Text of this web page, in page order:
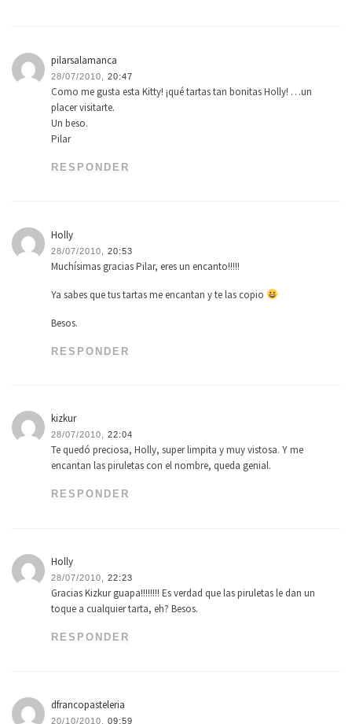
pilarsalamanca
28/07/2010, 20:47
Como me gusta esta Kitty! ¡qué tartas tan bonitas Holly! …un
placer visitarte.
Un beso.
Pilar
RESPONDER
Holly
28/07/2010, 20:53
Muchísimas gracias Pilar, eres un encanto!!!!!
Ya sabes que tus tartas me encantan y te las copio
Besos.
RESPONDER
kizkur
28/07/2010, 22:04
Te quedó preciosa, Holly, super limpita y muy vistosa. Y me
encantan las piruletas con el nombre, queda genial.
RESPONDER
Holly
28/07/2010, 22:23
Gracias Kizkur guapa!!!!!!!! Es verdad que las piruletas le dan un
toque a cualquier tarta, eh? Besos.
RESPONDER
dfrancopasteleria
20/10/2010, 09:59